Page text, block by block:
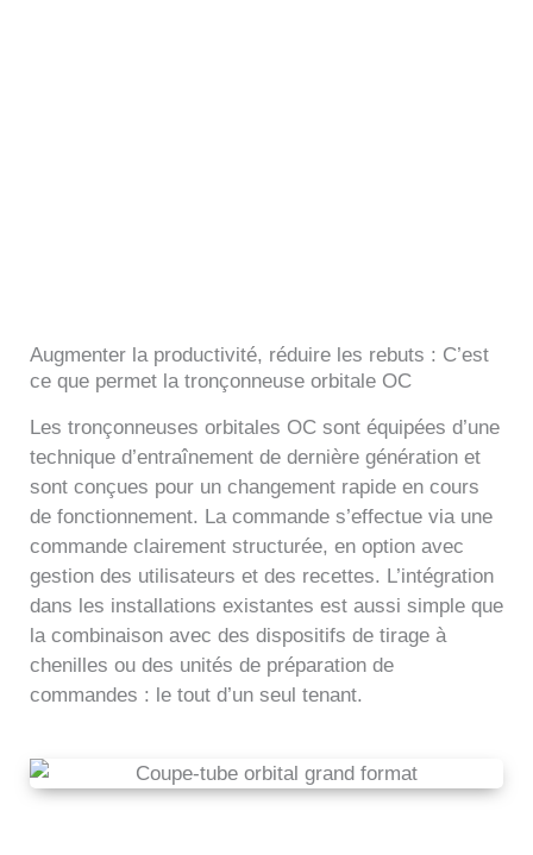
Augmenter la productivité, réduire les rebuts : C’est
ce que permet la tronçonneuse orbitale OC
Les tronçonneuses orbitales OC sont équipées d’une
technique d’entraînement de dernière génération et
sont conçues pour un changement rapide en cours
de fonctionnement. La commande s’effectue via une
commande clairement structurée, en option avec
gestion des utilisateurs et des recettes. L’intégration
dans les installations existantes est aussi simple que
la combinaison avec des dispositifs de tirage à
chenilles ou des unités de préparation de
commandes : le tout d’un seul tenant.